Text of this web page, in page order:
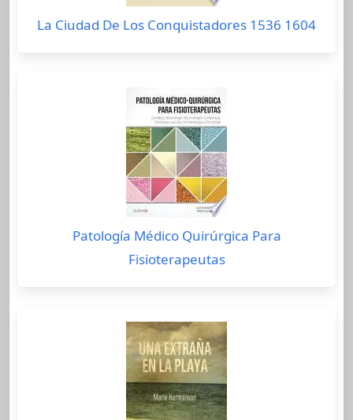
La Ciudad De Los Conquistadores 1536 1604
Patología Médico Quirúrgica Para
Fisioterapeutas